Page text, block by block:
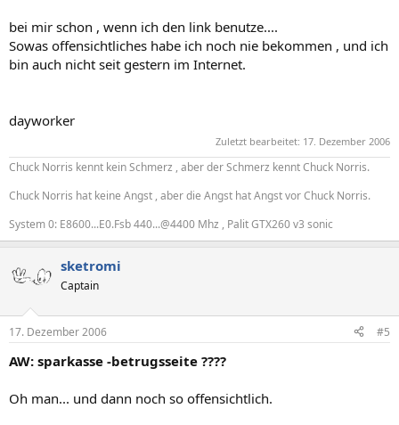
bei mir schon , wenn ich den link benutze....
Sowas offensichtliches habe ich noch nie bekommen , und ich
bin auch nicht seit gestern im Internet.
dayworker
Zuletzt bearbeitet: 17. Dezember 2006
Chuck Norris kennt kein Schmerz , aber der Schmerz kennt Chuck Norris.
Chuck Norris hat keine Angst , aber die Angst hat Angst vor Chuck Norris.
System 0: E8600...E0.Fsb 440...@4400 Mhz , Palit GTX260 v3 sonic
sketromi
Captain
17. Dezember 2006 #5
AW: sparkasse -betrugsseite ????
Oh man... und dann noch so offensichtlich.